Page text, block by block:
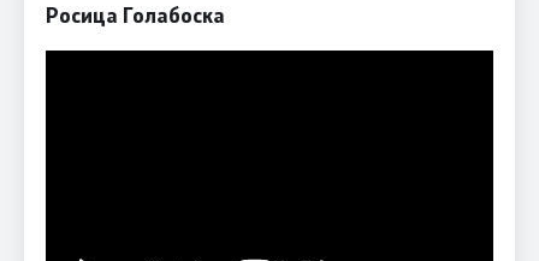
Росица Голабоска